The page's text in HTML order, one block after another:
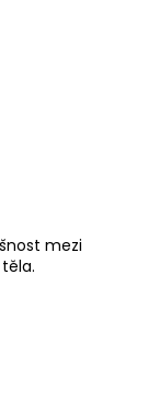
mezi